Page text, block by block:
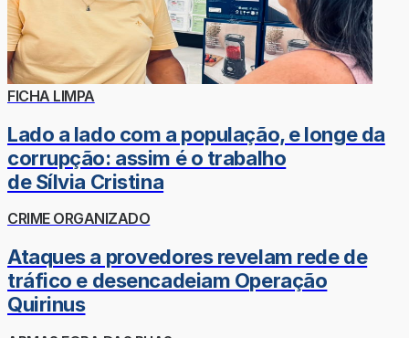
FICHA LIMPA
Lado a lado com a população, e longe da
corrupção: assim é o trabalho
de Sílvia Cristina
CRIME ORGANIZADO
Ataques a provedores revelam rede de
tráfico e desencadeiam Operação
Quirinus